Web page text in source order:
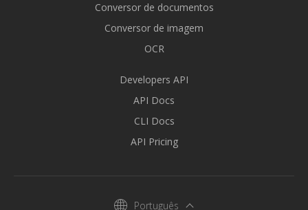
Conversor de documentos
Conversor de imagem
OCR
Developers API
API Docs
CLI Docs
API Pricing
Português